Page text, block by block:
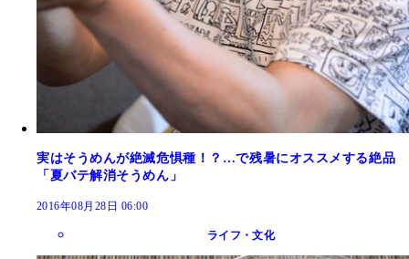
実はそうめんが絶滅危惧種！？…で残暑にオススメする絶品
「夏バテ解消そうめん」
2016年08月28日 06:00
ライフ・文化